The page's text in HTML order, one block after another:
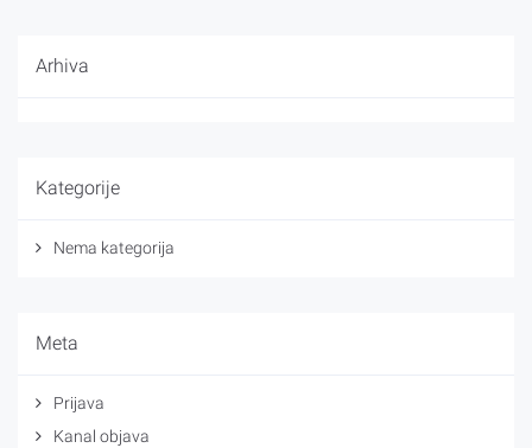
Arhiva
Kategorije
Nema kategorija
Meta
Prijava
Kanal objava